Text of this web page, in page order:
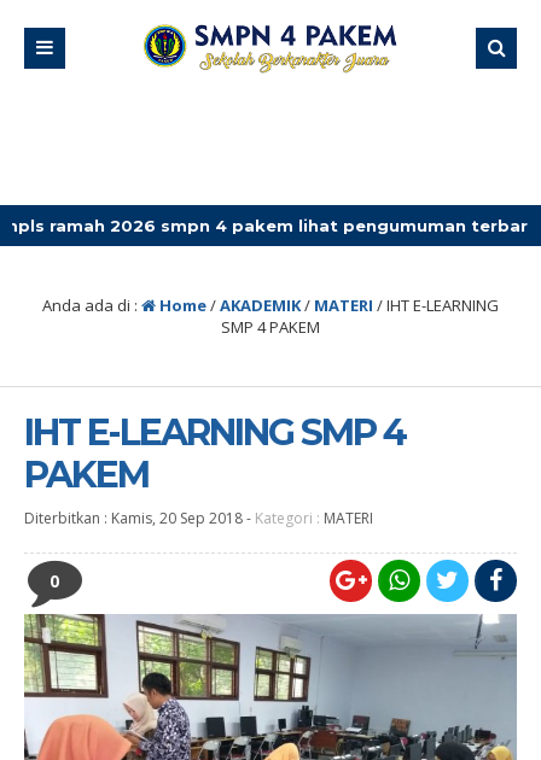
4 pakem lihat pengumuman terbaru
Anda ada di : Home/AKADEMIK/ MATERI /IHT E-LEARNING
SMP 4 PAKEM
IHT E-LEARNING SMP 4
PAKEM
Diterbitkan : Kamis, 20 Sep 2018- Kategori : MATERI
0